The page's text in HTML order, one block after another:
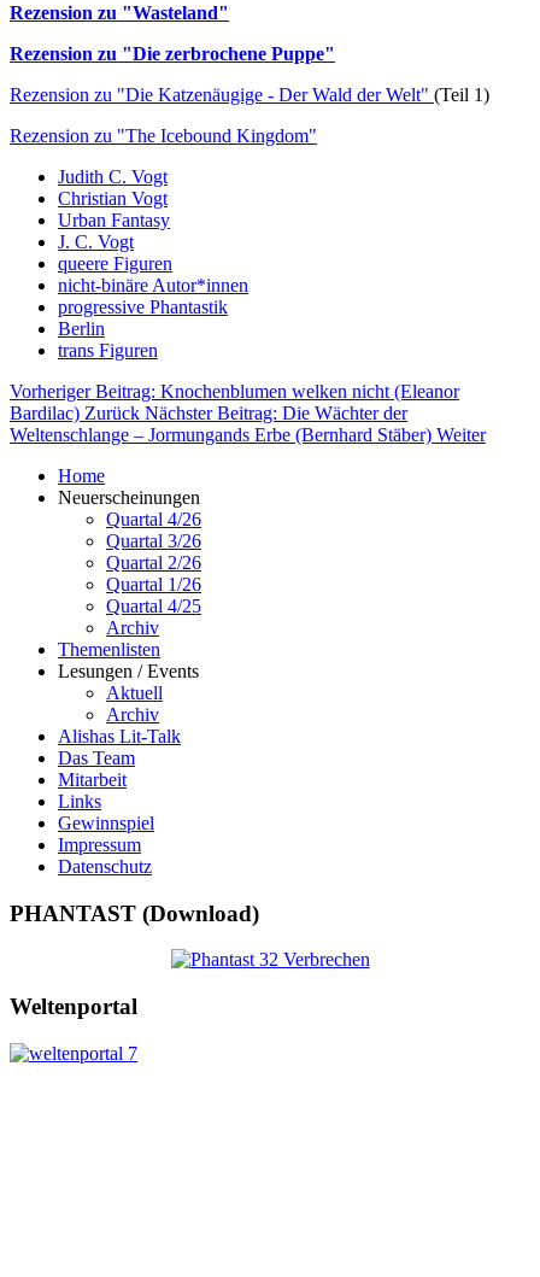
Rezension zu "Wasteland"
Rezension zu "Die zerbrochene Puppe"
Rezension zu "Die Katzenäugige - Der Wald der Welt" (Teil 1)
Rezension zu "The Icebound Kingdom"
Judith C. Vogt
Christian Vogt
Urban Fantasy
J. C. Vogt
queere Figuren
nicht-binäre Autor*innen
progressive Phantastik
Berlin
trans Figuren
Vorheriger Beitrag: Knochenblumen welken nicht (Eleanor
Bardilac) Zurück Nächster Beitrag: Die Wächter der
Weltenschlange – Jormungands Erbe (Bernhard Stäber) Weiter
Home
Neuerscheinungen
Quartal 4/26
Quartal 3/26
Quartal 2/26
Quartal 1/26
Quartal 4/25
Archiv
Themenlisten
Lesungen / Events
Aktuell
Archiv
Alishas Lit-Talk
Das Team
Mitarbeit
Links
Gewinnspiel
Impressum
Datenschutz
PHANTAST (Download)
Weltenportal